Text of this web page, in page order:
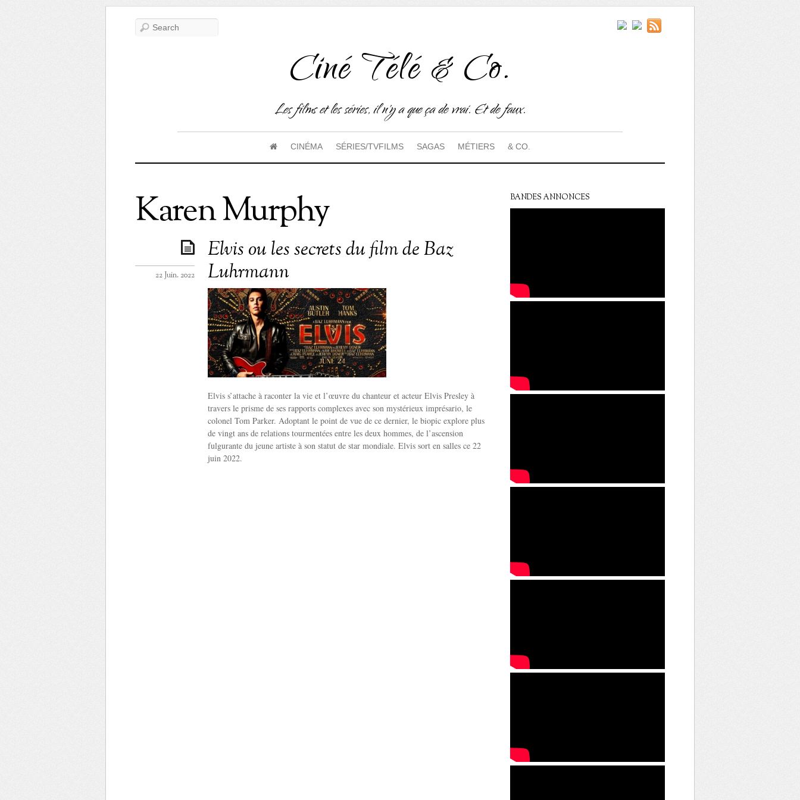
Ciné Télé & Co.
Les films et les séries, il n'y a que ça de vrai. Et de faux.
CINÉMA SÉRIES/TVFILMS SAGAS MÉTIERS & CO.
Karen Murphy
Elvis ou les secrets du film de Baz
Luhrmann
22 Juin. 2022
Elvis s’attache à raconter la vie et l’œuvre du chanteur et acteur Elvis Presley à
travers le prisme de ses rapports complexes avec son mystérieux imprésario, le
colonel Tom Parker. Adoptant le point de vue de ce dernier, le biopic explore plus
de vingt ans de relations tourmentées entre les deux hommes, de l’ascension
fulgurante du jeune artiste à son statut de star mondiale. Elvis sort en salles ce 22
juin 2022.
BANDES ANNONCES